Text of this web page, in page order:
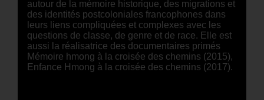
autour de la mémoire historique, des migrations et
des identités postcoloniales francophones dans
leurs liens compliquées et complexes avec les
questions de classe, de genre et de race. Elle est
aussi la réalisatrice des documentaires primés
Mémoire hmong à la croisée des chemins (2015),
Enfance Hmong à la croisée des chemins (2017).